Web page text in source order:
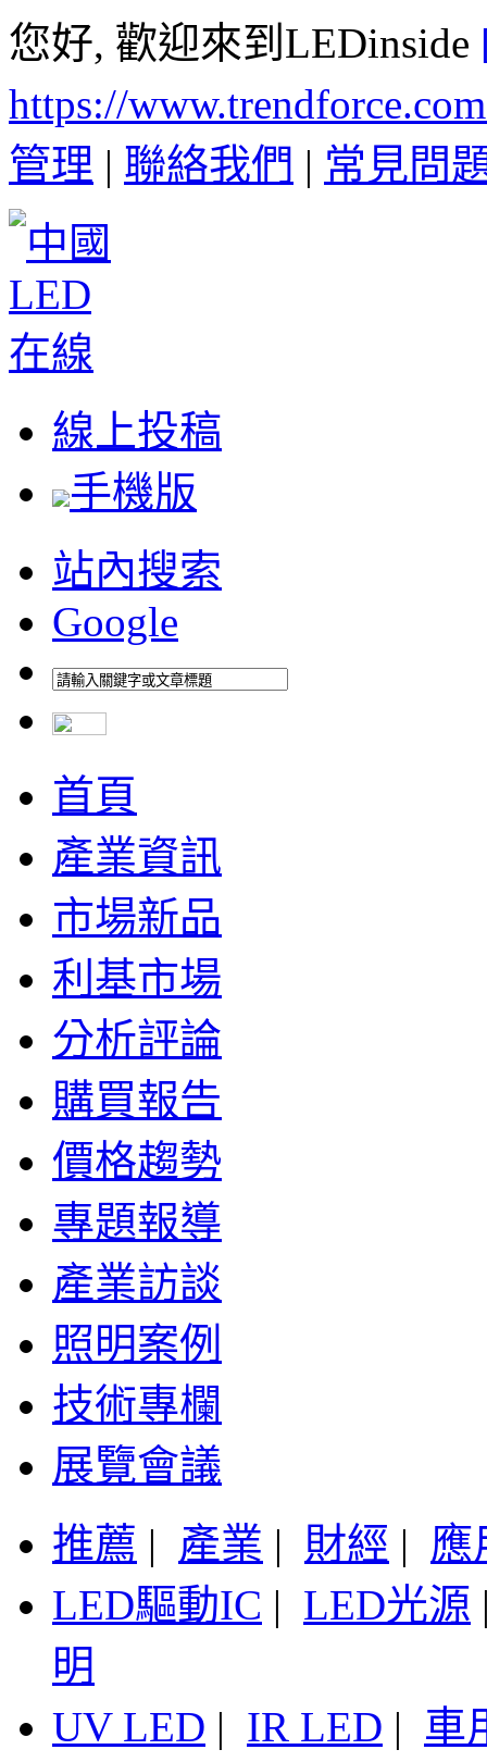
您好, 歡迎來到LEDinside
https://
管理 | 聯絡我們 | 常見問
線上投稿
手機版
站內搜索
Google
首頁
產業資訊
市場新品
利基市場
分析評論
購買報告
價格趨勢
專題報導
產業訪談
照明案例
技術專欄
展覽會議
推薦 | 產業 | 財經 | 應
LED驅動IC | LED光源
明
UV LED | IR LED | 車